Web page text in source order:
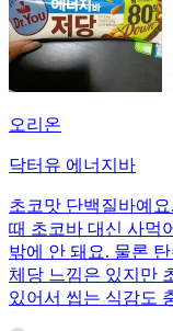
오리온
닥터유 에너지바
초코맛 단백질바예
때 초코바 대신 사먹
밖에 안 돼요. 물론
체당 느낌은 있지만
있어서 씹는 식감도